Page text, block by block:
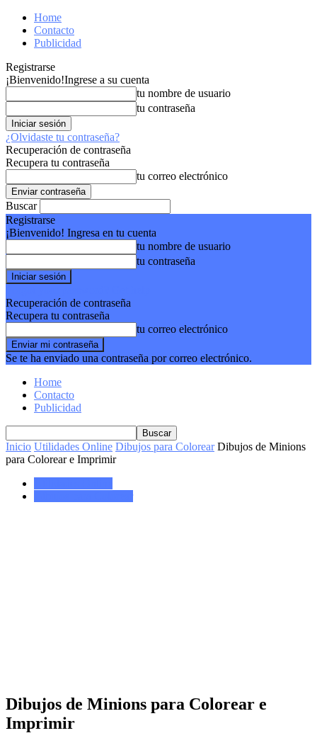
Home
Contacto
Publicidad
Registrarse
¡Bienvenido!Ingrese a su cuenta
tu nombre de usuario
tu contraseña
¿Olvidaste tu contraseña?
Recuperación de contraseña
Recupera tu contraseña
tu correo electrónico
Buscar
Registrarse
¡Bienvenido! Ingresa en tu cuenta
tu nombre de usuario
tu contraseña
Recuperación de contraseña
Recupera tu contraseña
tu correo electrónico
Se te ha enviado una contraseña por correo electrónico.
Home
Contacto
Publicidad
Inicio Utilidades Online Dibujos para Colorear Dibujos de Minions
para Colorear e Imprimir
Dibujos de Minions para Colorear e
Imprimir